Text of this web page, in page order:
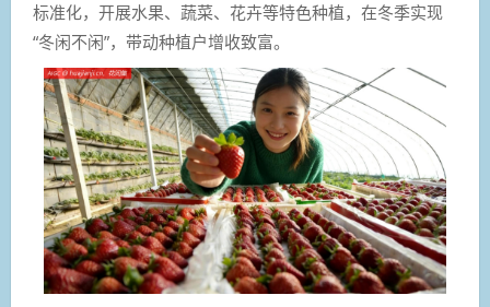
标准化，开展水果、蔬菜、花卉等特色种植，在冬季实现
“冬闲不闲”，带动种植户增收致富。